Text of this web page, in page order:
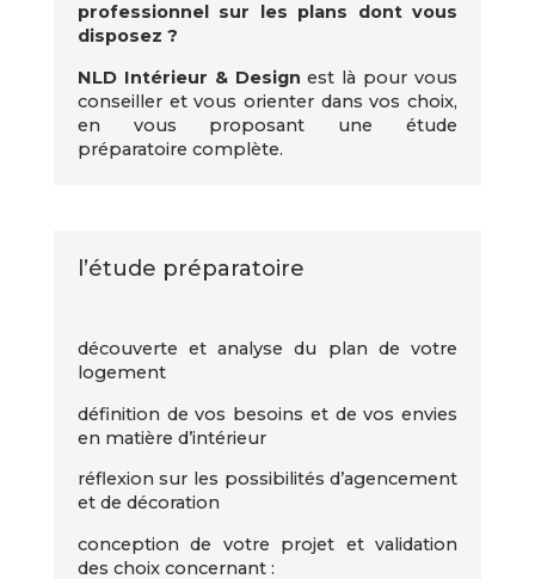
professionnel sur les plans dont vous
disposez ?
NLD Intérieur & Design est là pour vous
conseiller et vous orienter dans vos choix,
en vous proposant une étude
préparatoire complète.
l’étude préparatoire
découverte et analyse du plan de votre
logement
définition de vos besoins et de vos envies
en matière d’intérieur
réflexion sur les possibilités d’agencement
et de décoration
conception de votre projet et validation
des choix concernant :